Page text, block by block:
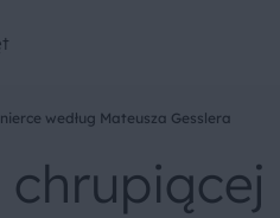
według Mateusza Gesslera
chrupiącej